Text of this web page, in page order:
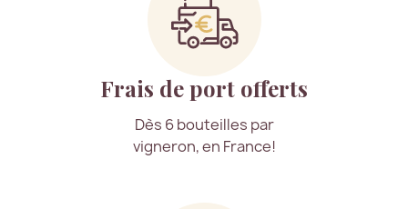
Frais de port offerts
Dès 6 bouteilles par
vigneron, en France!